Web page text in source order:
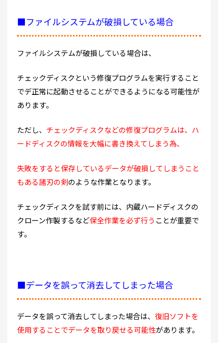
■ファイルシステムが破損している場合
ファイルシステムが破損している場合は、
チェックディスクという修復プログラムを実行すること
でデ正常に起動させることができるようになる可能性が
あります。
ただし、 チェックディスクなどの修復プログラムは、ハ
ードディスクの情報を大幅に書き換えてしまう為、
失敗をすると保存しているデータが破損してしまうこと
もある諸刃の剣のような作業となります。
チェックディスクを試す前には、内蔵ハードディスクの
クローン作製するなど保全作業を必ず行う ことが重要で
す。
■データを誤って消去してしまった場合
データを誤って消去してしまった場合は、 復旧ソフトを
使用することでデータを取り戻せる可能性があります。